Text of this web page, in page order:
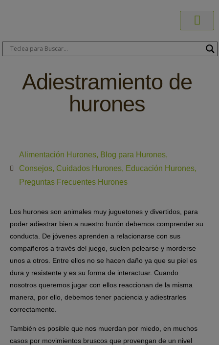
Adiestramiento de
hurones
Alimentación Hurones, Blog para Hurones,
Consejos, Cuidados Hurones, Educación Hurones,
Preguntas Frecuentes Hurones
Los hurones son animales muy juguetones y divertidos, para
poder adiestrar bien a nuestro hurón debemos comprender su
conducta. De jóvenes aprenden a relacionarse con sus
compañeros a través del juego, suelen pelearse y morderse
unos a otros. Entre ellos no se hacen daño ya que su piel es
dura y resistente y es su forma de interactuar. Cuando
nosotros queremos jugar con ellos reaccionan de la misma
manera, por ello, debemos tener paciencia y adiestrarles
correctamente.
También es posible que nos muerdan por miedo, en muchos
casos por movimientos bruscos que provengan de un nivel